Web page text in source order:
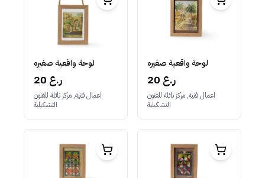
لوحة واقعية صغيره
20 ر.ع
اعمال فنية, مركز نائلة للفنون
التشكيلية
لوحة واقعية صغيره
20 ر.ع
اعمال فنية, مركز نائلة للفنون
التشكيلية